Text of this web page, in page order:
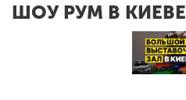
ШОУ РУМ В КИЕВЕ